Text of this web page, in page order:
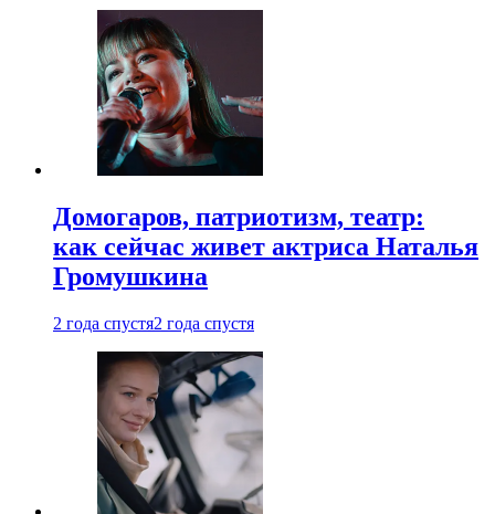
Домогаров, патриотизм, театр:
как сейчас живет актриса Наталья
Громушкина
2 года спустя2 года спустя